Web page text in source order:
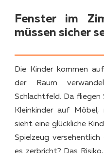
Fenster im
müssen sicher
Die Kinder kommen
der Raum
Schlachtfeld. Da fliegen
Kleinkinder auf
sieht eine glückliche
Spielzeug